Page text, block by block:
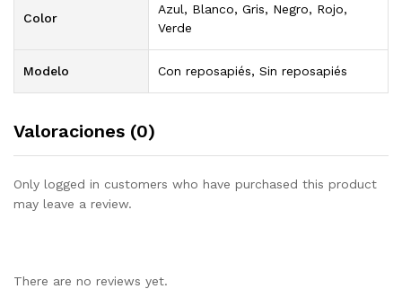
Color
Azul, Blanco, Gris, Negro, Rojo,
Verde
Modelo Con reposapiés, Sin reposapiés
Valoraciones (0)
Only logged in customers who have purchased this product
may leave a review.
There are no reviews yet.